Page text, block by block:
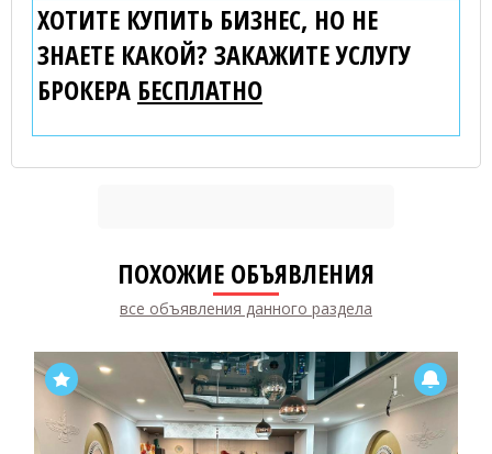
ХОТИТЕ КУПИТЬ БИЗНЕС, НО НЕ
ЗНАЕТЕ КАКОЙ? ЗАКАЖИТЕ УСЛУГУ
БРОКЕРА БЕСПЛАТНО
ПОХОЖИЕ ОБЪЯВЛЕНИЯ
все объявления данного раздела